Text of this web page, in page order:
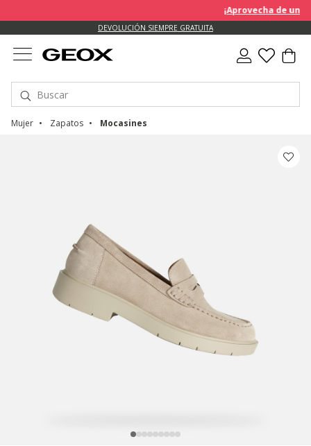
¡Aprovecha de un
DEVOLUCIÓN SIEMPRE GRATUITA
Mujer Zapatos Mocasines